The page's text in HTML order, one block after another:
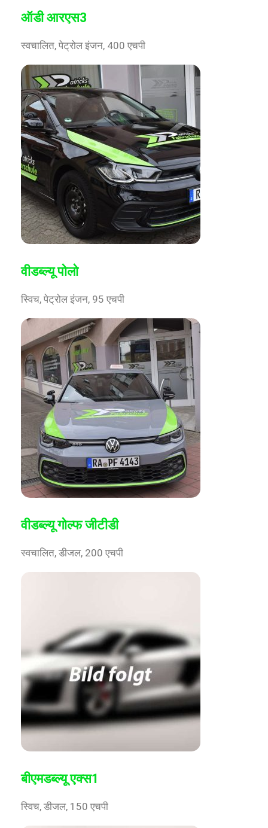
ऑडी आरएस3
स्वचालित, पेट्रोल इंजन, 400 एचपी
वीडब्ल्यू पोलो
स्विच, पेट्रोल इंजन, 95 एचपी
वीडब्ल्यू गोल्फ जीटीडी
स्वचालित, डीजल, 200 एचपी
बीएमडब्ल्यू एक्स1
स्विच, डीजल, 150 एचपी